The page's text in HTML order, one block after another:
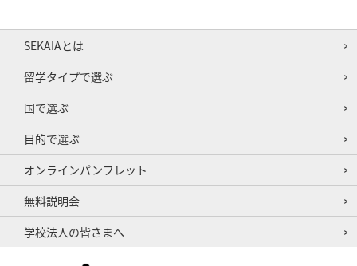
SEKAIAとは
留学タイプで選ぶ
国で選ぶ
目的で選ぶ
オンラインパンフレット
無料説明会
学校法人の皆さまへ